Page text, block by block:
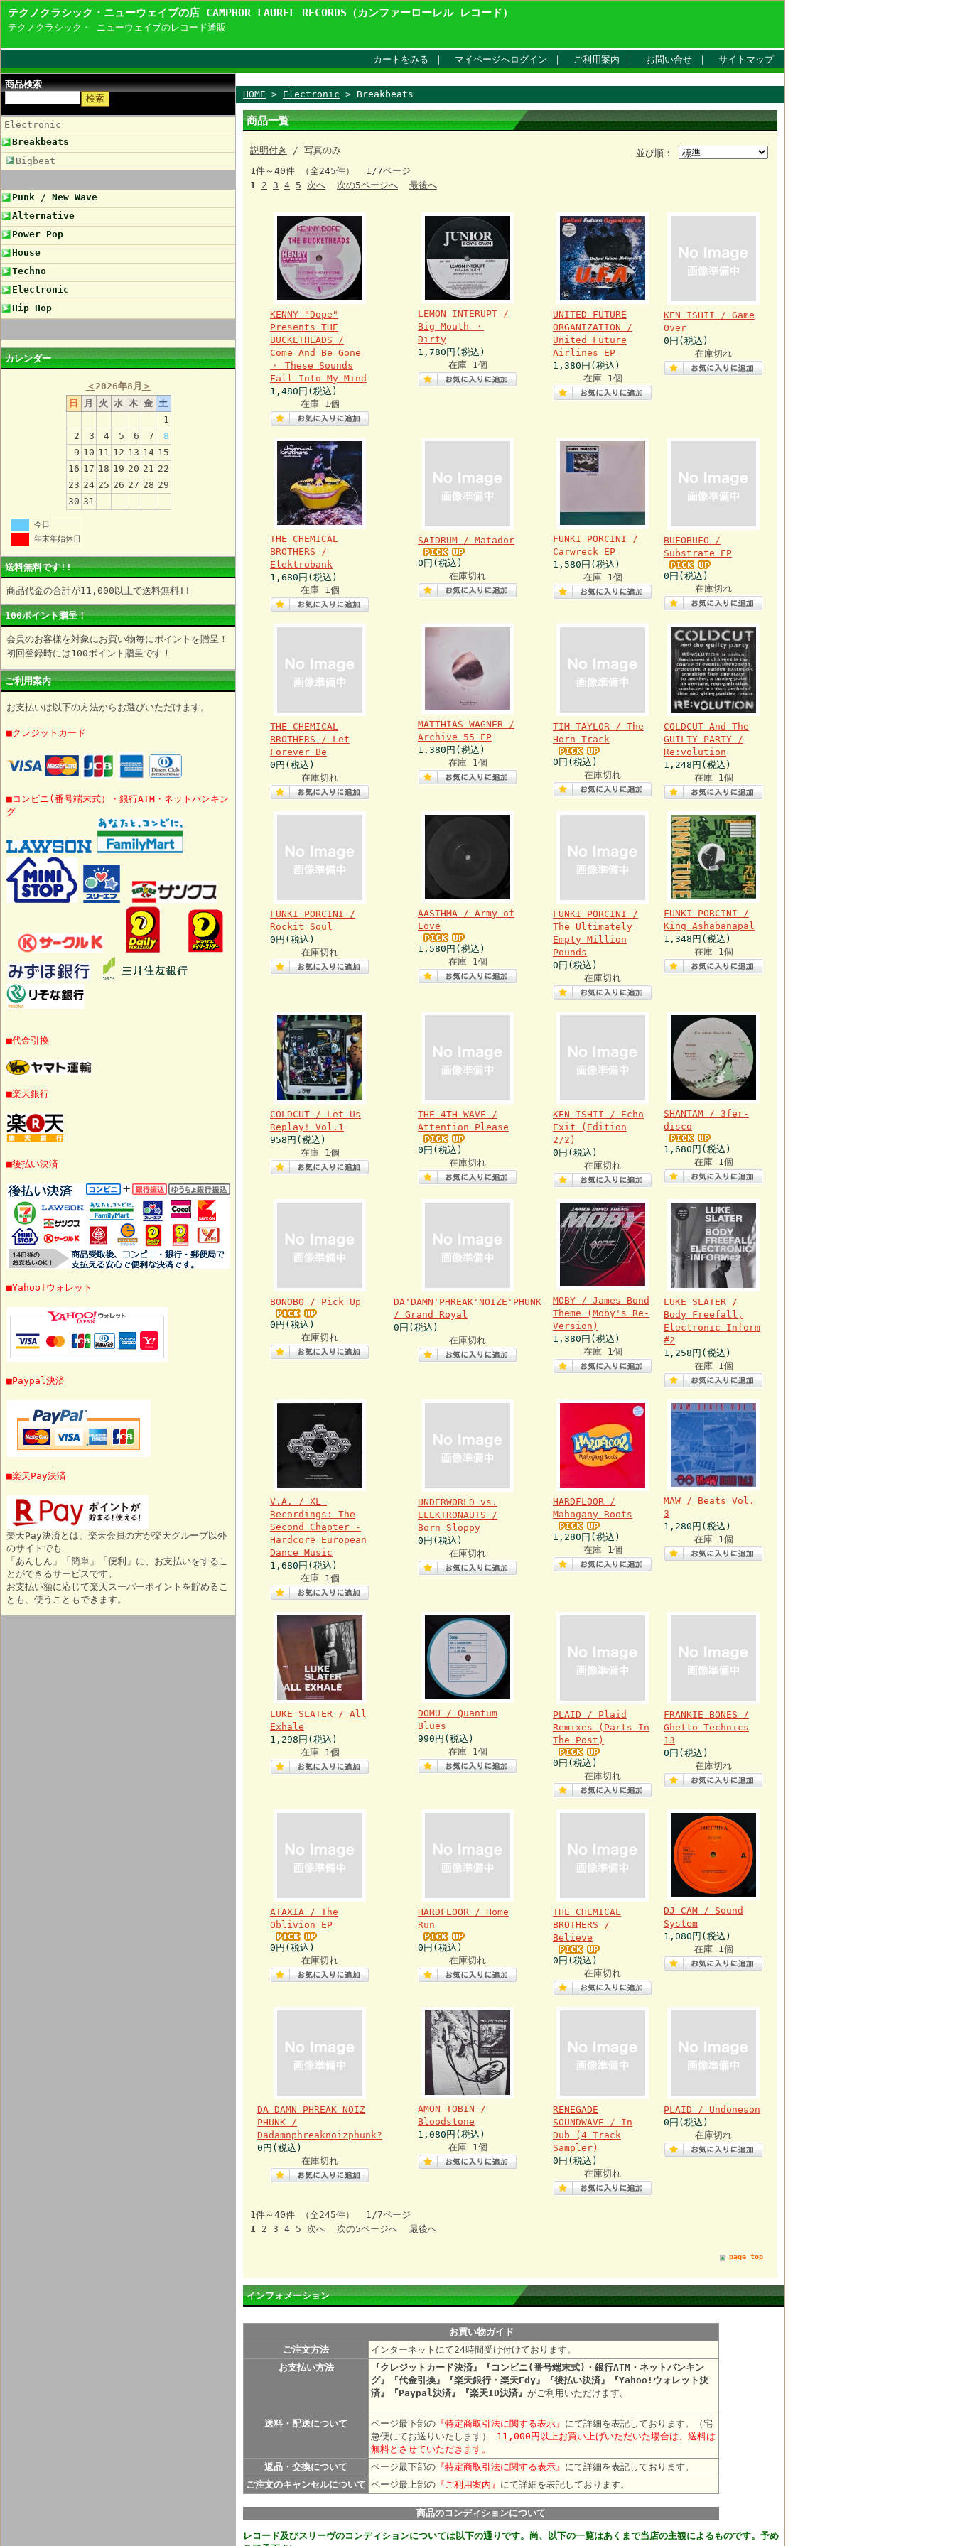
テクノクラシック・ニューウェイブの店 CAMPHOR LAUREL RECORDS（カンファーローレル レコード）
テクノクラシック・ ニューウェイブのレコード通販
カートをみる ｜ マイページへログイン ｜ ご利用案内 ｜ お問い合せ ｜ サイトマップ
商品検索
Electronic
Breakbeats
Bigbeat
Punk / New Wave
Alternative
Power Pop
House
Techno
Electronic
Hip Hop
カレンダー
＜ 2026年8月 ＞
日
月 火 水 木 金 土
1
2
3 4 5 6 7
8
9 10 11 12 13 14 15
16 17 18 19 20 21 22
23 24 25 26 27 28 29
30 31
今日
年末年始休日
送料無料です!!
商品代金の合計が11,000以上で送料無料!!
100ポイント贈呈！
会員のお客様を対象にお買い物毎にポイントを贈呈！
初回登録時には100ポイント贈呈です！
ご利用案内
お支払いは以下の方法からお選びいただけます。
■クレジットカード
■コンビニ(番号端末式）・銀行ATM・ネットバンキン
グ
■代金引換
■楽天銀行
■後払い決済
■Yahoo!ウォレット
■Paypal決済
■楽天Pay決済
楽天Pay決済とは、楽天会員の方が楽天グループ以外
のサイトでも
「あんしん」「簡単」「便利」に、お支払いをするこ
とができるサービスです。
お支払い額に応じて楽天スーパーポイントを貯めるこ
とも、使うこともできます。
HOME > Electronic > Breakbeats
商品一覧
並び順：
説明付き
/ 写真のみ
1件～40件 （全245件） 1/7ページ
1 2 3 4 5 次へ 次の5ページへ 最後へ
KENNY "Dope"
Presents THE
BUCKETHEADS /
Come And Be Gone
・ These Sounds
Fall Into My Mind
1,480円(税込)
在庫 1個
LEMON INTERUPT /
Big Mouth ・
Dirty
1,780円(税込)
在庫 1個
UNITED FUTURE
ORGANIZATION /
United Future
Airlines EP
1,380円(税込)
在庫 1個
KEN ISHII / Game
Over
0円(税込)
在庫切れ
THE CHEMICAL
BROTHERS /
Elektrobank
1,680円(税込)
在庫 1個
SAIDRUM / Matador
0円(税込)
在庫切れ
FUNKI PORCINI /
Carwreck EP
1,580円(税込)
在庫 1個
BUFOBUFO /
Substrate EP
0円(税込)
在庫切れ
THE CHEMICAL
BROTHERS / Let
Forever Be
0円(税込)
在庫切れ
MATTHIAS WAGNER /
Archive 55 EP
1,380円(税込)
在庫 1個
TIM TAYLOR / The
Horn Track
0円(税込)
在庫切れ
COLDCUT And The
GUILTY PARTY /
Re:volution
1,248円(税込)
在庫 1個
FUNKI PORCINI /
Rockit Soul
0円(税込)
在庫切れ
AASTHMA / Army of
Love
1,580円(税込)
在庫 1個
FUNKI PORCINI /
The Ultimately
Empty Million
Pounds
0円(税込)
在庫切れ
FUNKI PORCINI /
King Ashabanapal
1,348円(税込)
在庫 1個
COLDCUT / Let Us
Replay! Vol.1
958円(税込)
在庫 1個
THE 4TH WAVE /
Attention Please
0円(税込)
在庫切れ
KEN ISHII / Echo
Exit (Edition
2/2)
0円(税込)
在庫切れ
SHANTAM / 3fer-
disco
1,680円(税込)
在庫 1個
BONOBO / Pick Up
0円(税込)
在庫切れ
DA'DAMN'PHREAK'NOIZE'PHUNK
/ Grand Royal
0円(税込)
在庫切れ
MOBY / James Bond
Theme (Moby's Re-
Version)
1,380円(税込)
在庫 1個
LUKE SLATER /
Body Freefall,
Electronic Inform
#2
1,258円(税込)
在庫 1個
V.A. / XL-
Recordings: The
Second Chapter -
Hardcore European
Dance Music
1,680円(税込)
在庫 1個
UNDERWORLD vs.
ELEKTRONAUTS /
Born Sloppy
0円(税込)
在庫切れ
HARDFLOOR /
Mahogany Roots
1,280円(税込)
在庫 1個
MAW / Beats Vol.
3
1,280円(税込)
在庫 1個
LUKE SLATER / All
Exhale
1,298円(税込)
在庫 1個
DOMU / Quantum
Blues
990円(税込)
在庫 1個
PLAID / Plaid
Remixes (Parts In
The Post)
0円(税込)
在庫切れ
FRANKIE BONES /
Ghetto Technics
13
0円(税込)
在庫切れ
ATAXIA / The
Oblivion EP
0円(税込)
在庫切れ
HARDFLOOR / Home
Run
0円(税込)
在庫切れ
THE CHEMICAL
BROTHERS /
Believe
0円(税込)
在庫切れ
DJ CAM / Sound
System
1,080円(税込)
在庫 1個
DA DAMN PHREAK NOIZ
PHUNK /
Dadamnphreaknoizphunk?
0円(税込)
在庫切れ
AMON TOBIN /
Bloodstone
1,080円(税込)
在庫 1個
RENEGADE
SOUNDWAVE / In
Dub (4 Track
Sampler)
0円(税込)
在庫切れ
PLAID / Undoneson
0円(税込)
在庫切れ
1件～40件 （全245件） 1/7ページ
1 2 3 4 5 次へ 次の5ページへ 最後へ
page top
インフォメーション
お買い物ガイド
ご注文方法
インターネットにて24時間受け付けております。
お支払い方法
『クレジットカード決済』『コンビニ(番号端末式)・銀行ATM・ネットバンキン
グ』『代金引換』『楽天銀行・楽天Edy』『後払い決済』『Yahoo!ウォレット決
済』『Paypal決済』『楽天ID決済』 がご利用いただけます。
送料・配送について ページ最下部の 『特定商取引法に関する表示』 にて詳細を表記しております。（宅
急便にてお送りいたします） 11,000円以上お買い上げいただいた場合は、送料は
無料とさせていただきます。
返品・交換について
ページ最下部の 『特定商取引法に関する表示』 にて詳細を表記しております。
ご注文のキャンセルについて ページ最上部の 『ご利用案内』 にて詳細を表記しております。
商品のコンディションについて
レコード及びスリーヴのコンディションについては以下の通りです。尚、以下の一覧はあくまで当店の主観によるものです。予め